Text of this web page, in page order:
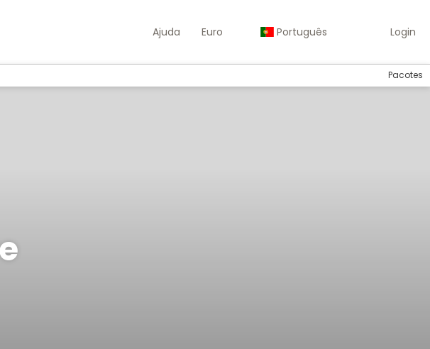
Ajuda Euro Português Login
Pacotes